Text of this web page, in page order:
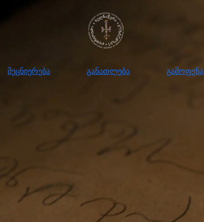
მეცნიერება განათლება გამოფენა
განათლება